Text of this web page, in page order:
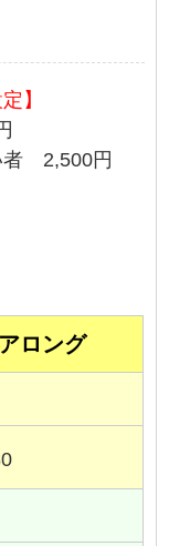
】
者 2,500円
ロング